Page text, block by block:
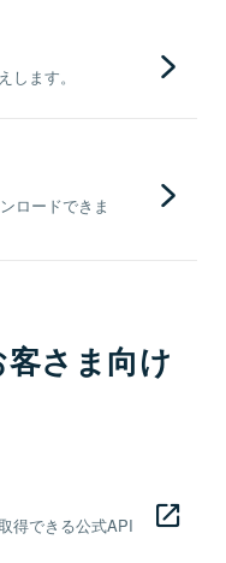
ます。
ロードできま
さま向け
得できる公式API